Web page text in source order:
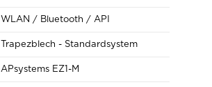
WLAN / Bluetooth / API
Trapezblech - Standardsystem
APsystems EZ1-M